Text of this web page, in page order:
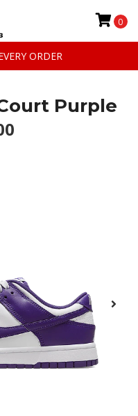
ORDER
0
Purple